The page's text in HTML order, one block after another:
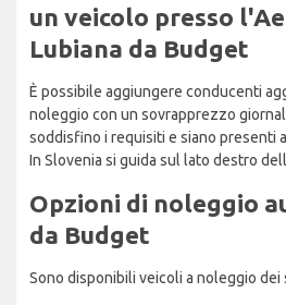
un veicolo presso
Lubiana da Budget
È possibile aggiungere conducenti
noleggio con un sovrapprezzo
soddisfino i requisiti e siano presenti
In Slovenia si guida sul lato destro
Opzioni di noleggio
da Budget
Sono disponibili veicoli a noleggio